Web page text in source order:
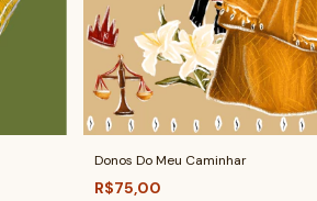
Donos Do Meu Caminhar
R$75,00